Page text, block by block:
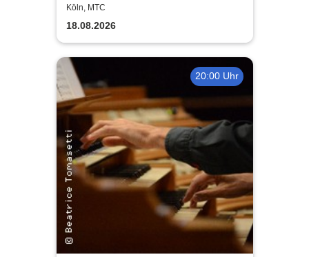
Tour 2026
Köln, MTC
18.08.2026
20:00 Uhr